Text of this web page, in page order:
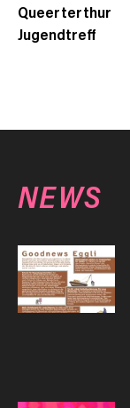
Queerterthur
Jugendtreff
NEWS